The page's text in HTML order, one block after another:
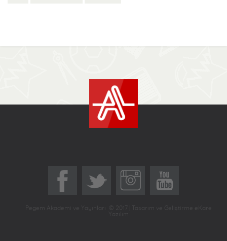
Pegem Akademi ve Yayınları © 2017 | Tasarım ve Geliştirme eKare
Yazılım